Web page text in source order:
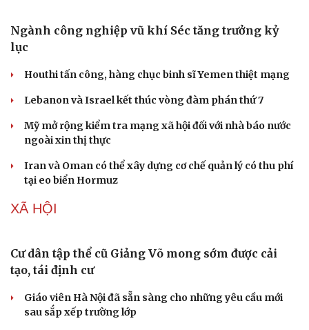
Ngành công nghiệp vũ khí Séc tăng trưởng kỷ
lục
Houthi tấn công, hàng chục binh sĩ Yemen thiệt mạng
Lebanon và Israel kết thúc vòng đàm phán thứ 7
Mỹ mở rộng kiểm tra mạng xã hội đối với nhà báo nước
ngoài xin thị thực
Iran và Oman có thể xây dựng cơ chế quản lý có thu phí
tại eo biển Hormuz
XÃ HỘI
Cư dân tập thể cũ Giảng Võ mong sớm được cải
tạo, tái định cư
Giáo viên Hà Nội đã sẵn sàng cho những yêu cầu mới
sau sắp xếp trường lớp